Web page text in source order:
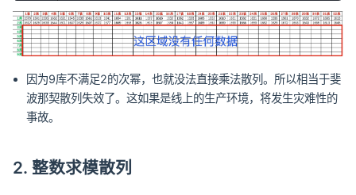
因为9库不满足2的次幂，也就没法直接乘法散列。所以相当于斐
波那契散列失效了。这如果是线上的生产环境，将发生灾难性的
事故。
2. 整数求模散列